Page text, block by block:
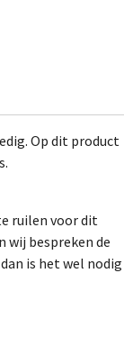
Op dit product
ruilen voor dit
wij bespreken de
is het wel nodig